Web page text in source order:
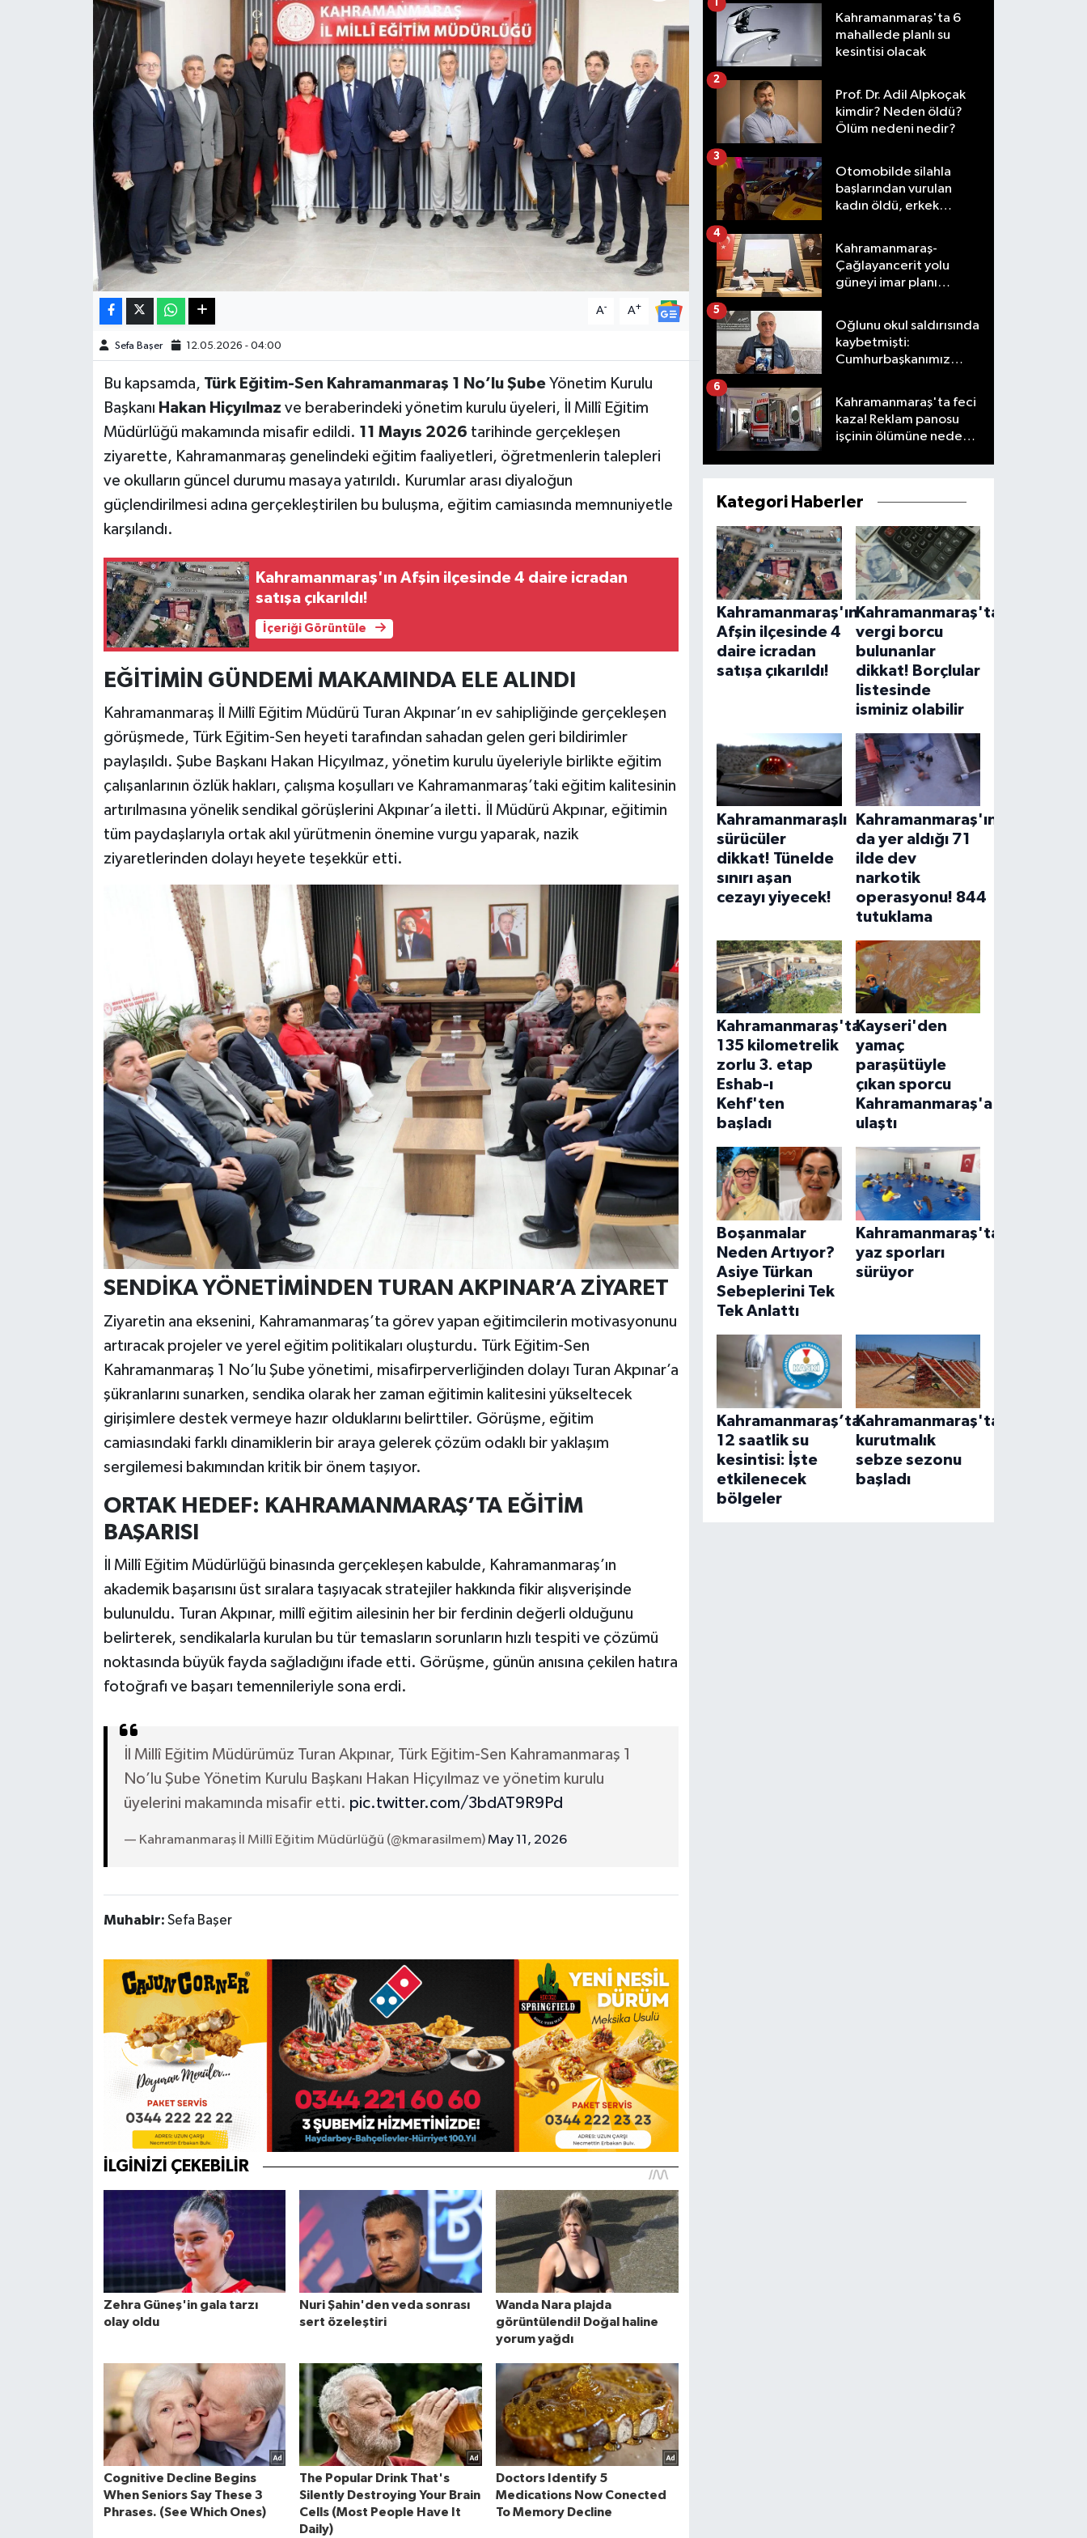
A- A+
Sefa Başer 12.05.2026 - 04:00
Bu kapsamda, Türk Eğitim-Sen Kahramanmaraş 1 No’lu ŞubeYönetim Kurulu
Başkanı Hakan Hiçyılmaz ve beraberindeki yönetim kurulu üyeleri, İl Millî Eğitim
Müdürlüğü makamında misafir edildi. 11 Mayıs 2026 tarihinde gerçekleşen
ziyarette, Kahramanmaraş genelindeki eğitim faaliyetleri, öğretmenlerin talepleri
ve okulların güncel durumu masaya yatırıldı. Kurumlar arası diyaloğun
güçlendirilmesi adına gerçekleştirilen bu buluşma, eğitim camiasında memnuniyetle
karşılandı.
Kahramanmaraş'ın Afşin ilçesinde 4 daire icradan
satışa çıkarıldı!
İçeriği Görüntüle
EĞİTİMİN GÜNDEMİ MAKAMINDA ELE ALINDI
Kahramanmaraş İl Millî Eğitim Müdürü Turan Akpınar’ın ev sahipliğinde gerçekleşen
görüşmede, Türk Eğitim-Sen heyeti tarafından sahadan gelen geri bildirimler
paylaşıldı. Şube Başkanı Hakan Hiçyılmaz, yönetim kurulu üyeleriyle birlikte eğitim
çalışanlarının özlük hakları, çalışma koşulları ve Kahramanmaraş’taki eğitim kalitesinin
artırılmasına yönelik sendikal görüşlerini Akpınar’a iletti. İl Müdürü Akpınar, eğitimin
tüm paydaşlarıyla ortak akıl yürütmenin önemine vurgu yaparak, nazik
ziyaretlerinden dolayı heyete teşekkür etti.
SENDİKA YÖNETİMİNDEN TURAN AKPINAR’A ZİYARET
Ziyaretin ana eksenini, Kahramanmaraş’ta görev yapan eğitimcilerin motivasyonunu
artıracak projeler ve yerel eğitim politikaları oluşturdu. Türk Eğitim-Sen
Kahramanmaraş 1 No’lu Şube yönetimi, misafirperverliğinden dolayı Turan Akpınar’a
şükranlarını sunarken, sendika olarak her zaman eğitimin kalitesini yükseltecek
girişimlere destek vermeye hazır olduklarını belirttiler. Görüşme, eğitim
camiasındaki farklı dinamiklerin bir araya gelerek çözüm odaklı bir yaklaşım
sergilemesi bakımından kritik bir önem taşıyor.
ORTAK HEDEF: KAHRAMANMARAŞ’TA EĞİTİM
BAŞARISI
İl Millî Eğitim Müdürlüğü binasında gerçekleşen kabulde, Kahramanmaraş’ın
akademik başarısını üst sıralara taşıyacak stratejiler hakkında fikir alışverişinde
bulunuldu. Turan Akpınar, millî eğitim ailesinin her bir ferdinin değerli olduğunu
belirterek, sendikalarla kurulan bu tür temasların sorunların hızlı tespiti ve çözümü
noktasında büyük fayda sağladığını ifade etti. Görüşme, günün anısına çekilen hatıra
fotoğrafı ve başarı temennileriyle sona erdi.
İl Millî Eğitim Müdürümüz Turan Akpınar, Türk Eğitim-Sen Kahramanmaraş 1
No’lu Şube Yönetim Kurulu Başkanı Hakan Hiçyılmaz ve yönetim kurulu
üyelerini makamında misafir etti. pic.twitter.com/3bdAT9R9Pd
— Kahramanmaraş İl Millî Eğitim Müdürlüğü (@kmarasilmem)May 11, 2026
Muhabir: Sefa Başer
Kahramanmaraş'ta 6
mahallede planlı su
kesintisi olacak
1
Prof. Dr. Adil Alpkoçak
kimdir? Neden öldü?
Ölüm nedeni nedir?
2
Otomobilde silahla
başlarından vurulan
kadın öldü, erkek
3
Kahramanmaraş-
Çağlayancerit yolu
güneyi imar planı
4
Oğlunu okul saldırısında
kaybetmişti:
Cumhurbaşkanımız
5
Kahramanmaraş'ta feci
kaza! Reklam panosu
işçinin ölümüne neden
6
Kategori Haberler
Kahramanmaraş'ın
Afşin ilçesinde 4
daire icradan
satışa çıkarıldı!
Kahramanmaraş'ta
vergi borcu
bulunanlar
dikkat! Borçlular
listesinde
isminiz olabilir
Kahramanmaraşlı
sürücüler
dikkat! Tünelde
sınırı aşan
cezayı yiyecek!
Kahramanmaraş'ın
da yer aldığı 71
ilde dev
narkotik
operasyonu! 844
tutuklama
Kahramanmaraş'ta
135 kilometrelik
zorlu 3. etap
Eshab-ı
Kehf'ten
başladı
Kayseri'den
yamaç
paraşütüyle
çıkan sporcu
Kahramanmaraş'a
ulaştı
Boşanmalar
Neden Artıyor?
Asiye Türkan
Sebeplerini Tek
Tek Anlattı
Kahramanmaraş'ta
yaz sporları
sürüyor
Kahramanmaraş’ta
12 saatlik su
kesintisi: İşte
etkilenecek
bölgeler
Kahramanmaraş'ta
kurutmalık
sebze sezonu
başladı
Haberde İnsan
Kültür Sanat
Magazin
Manşet Altı
Manşetler
Resmi İlan
SürManşet
KAHRAMANMARAŞ